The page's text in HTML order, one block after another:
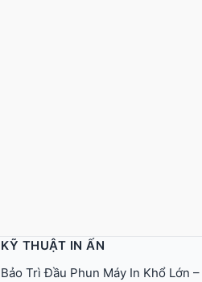
KỸ THUẬT IN ẤN
Bảo Trì Đầu Phun Máy In Khổ Lớn